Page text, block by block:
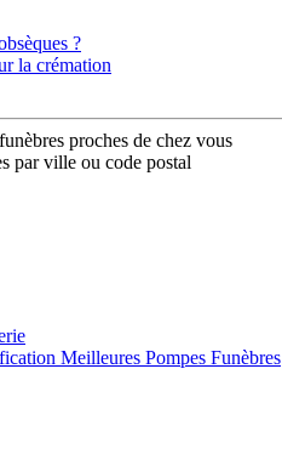
?
la crémation
proches de chez vous
par ville ou code postal
Meilleures Pompes Funèbres